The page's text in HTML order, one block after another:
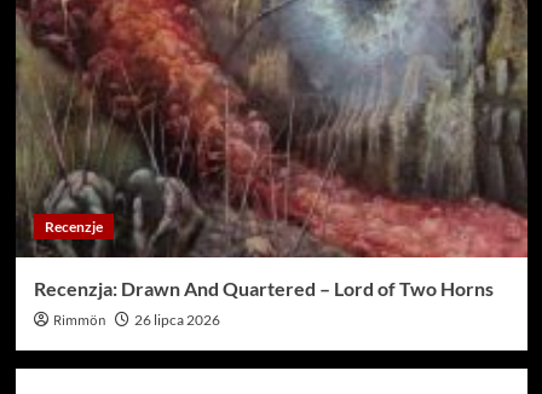
Recenzje
Recenzja: Drawn And Quartered – Lord of Two Horns
Rimmön 26 lipca 2026